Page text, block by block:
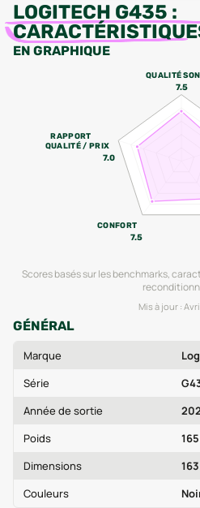
LOGITECH G435 :
EN GRAPHIQUE
QUALITÉ
7.5
CONFORT
7.5
RAPPORT
QUALITÉ / PRIX
7.0
Scores basés sur les benchmarks,
Mis à jour :
GÉNÉRAL
Marque
Série
Année de sortie
Poids
165
Dimensions
Couleurs